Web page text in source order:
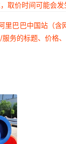
取价时间可能会
巴巴中国站（
务的标题、价